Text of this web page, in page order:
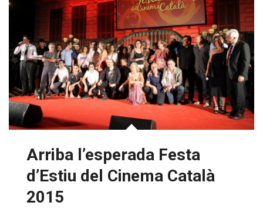
Arriba l’esperada Festa
d’Estiu del Cinema Català
2015